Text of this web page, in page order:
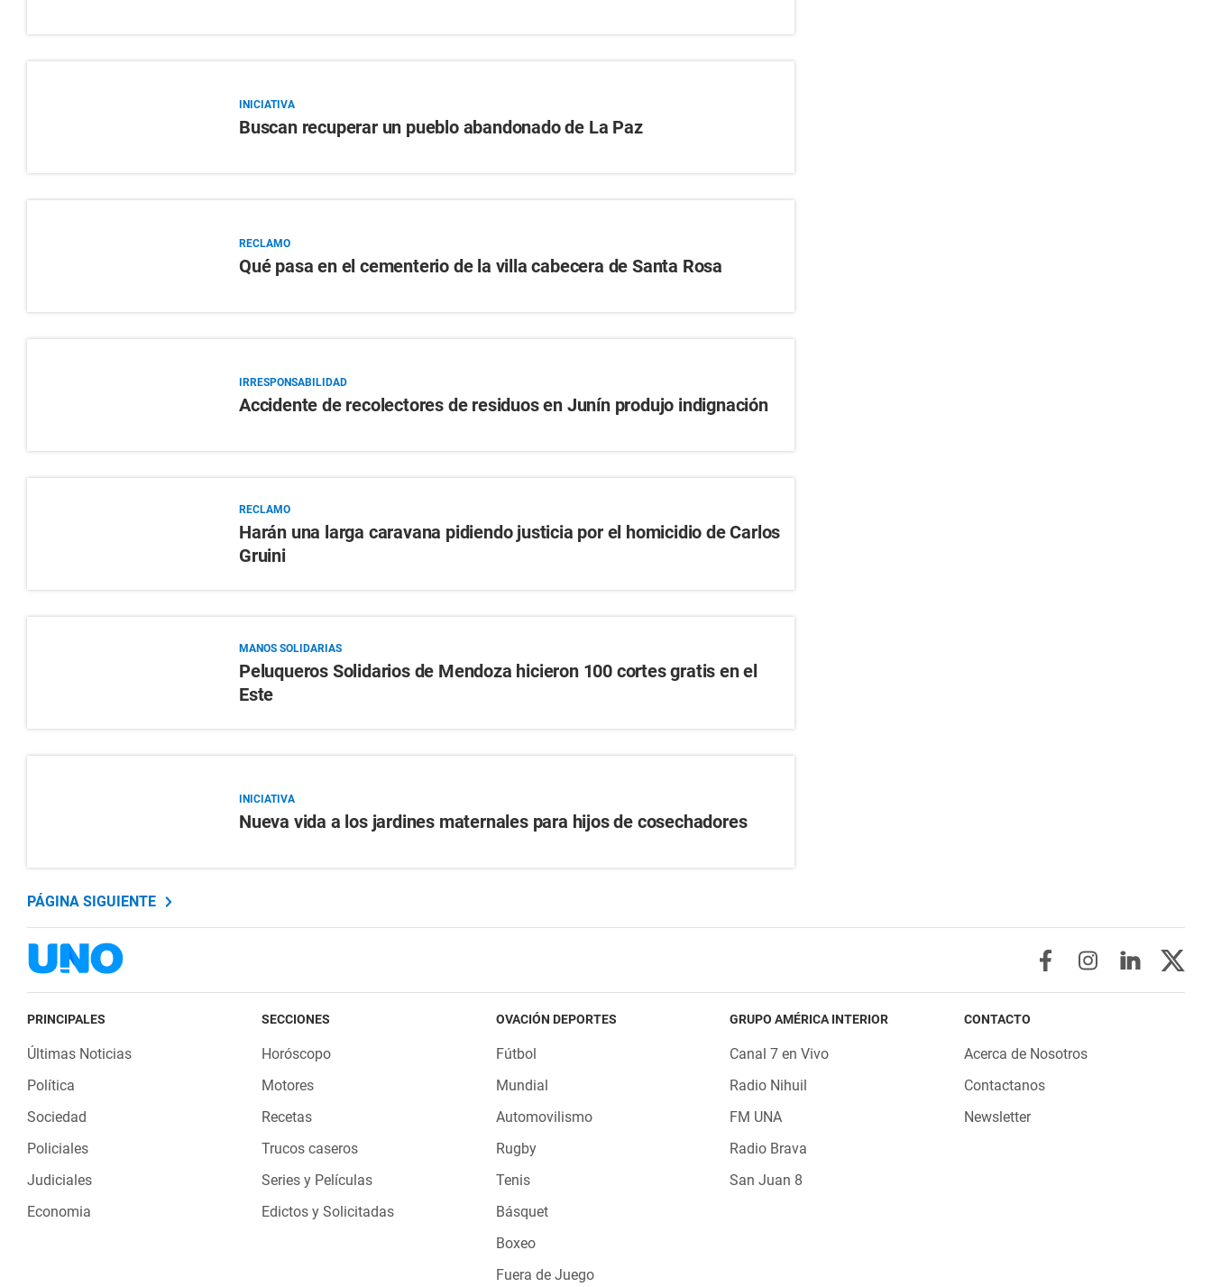
INICIATIVA
Buscan recuperar un pueblo abandonado de La Paz
RECLAMO
Qué pasa en el cementerio de la villa cabecera de Santa Rosa
IRRESPONSABILIDAD
Accidente de recolectores de residuos en Junín produjo indignación
RECLAMO
Harán una larga caravana pidiendo justicia por el homicidio de Carlos
Gruini
MANOS SOLIDARIAS
Peluqueros Solidarios de Mendoza hicieron 100 cortes gratis en el
Este
INICIATIVA
Nueva vida a los jardines maternales para hijos de cosechadores
PÁGINA SIGUIENTE
PRINCIPALES
Últimas Noticias
Política
Sociedad
Policiales
Judiciales
Economia
SECCIONES
Horóscopo
Motores
Recetas
Trucos caseros
Series y Películas
Edictos y Solicitadas
OVACIÓN DEPORTES
Fútbol
Mundial
Automovilismo
Rugby
Tenis
Básquet
Boxeo
Fuera de Juego
GRUPO AMÉRICA INTERIOR
Canal 7 en Vivo
Radio Nihuil
FM UNA
Radio Brava
San Juan 8
CONTACTO
Acerca de Nosotros
Contactanos
Newsletter